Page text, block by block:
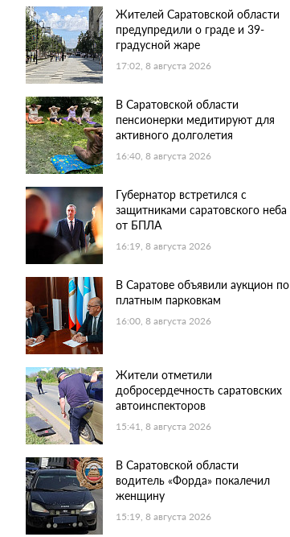
Жителей Саратовской области
предупредили о граде и 39-
градусной жаре
17:02, 8 августа 2026
В Саратовской области
пенсионерки медитируют для
активного долголетия
16:40, 8 августа 2026
Губернатор встретился с
защитниками саратовского неба
от БПЛА
16:19, 8 августа 2026
В Саратове объявили аукцион по
платным парковкам
16:00, 8 августа 2026
Жители отметили
добросердечность саратовских
автоинспекторов
15:41, 8 августа 2026
В Саратовской области
водитель «Форда» покалечил
женщину
15:19, 8 августа 2026